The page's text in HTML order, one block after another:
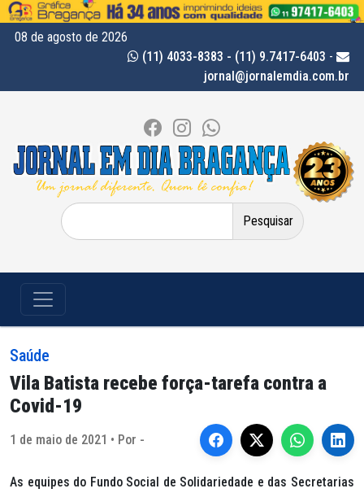
08 de agosto de 2026
(11) 4033-8383 - (11) 9.7417-6403 -
jornal@jornalemdia.com.br
Pesquisar
por:
Saúde
Vila Batista recebe força-tarefa contra a
Covid-19
1 de maio de 2021 • Por -
As equipes do Fundo Social de Solidariedade e das Secretarias